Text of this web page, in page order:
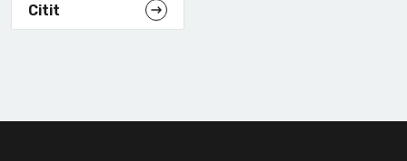
Citit